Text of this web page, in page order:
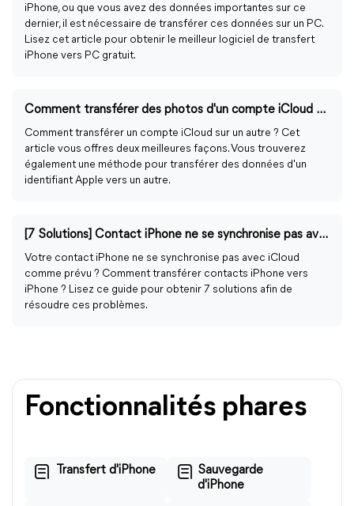
iPhone, ou que vous avez des données importantes sur ce
dernier, il est nécessaire de transférer ces données sur un PC.
Lisez cet article pour obtenir le meilleur logiciel de transfert
iPhone vers PC gratuit.
Comment transférer des photos d'un compte iCloud vers un autre ?
Comment transférer un compte iCloud sur un autre ? Cet
article vous offres deux meilleures façons. Vous trouverez
également une méthode pour transférer des données d'un
identifiant Apple vers un autre.
[7 Solutions] Contact iPhone ne se synchronise pas avec iCloud
Votre contact iPhone ne se synchronise pas avec iCloud
comme prévu ? Comment transférer contacts iPhone vers
iPhone ? Lisez ce guide pour obtenir 7 solutions afin de
résoudre ces problèmes.
Fonctionnalités phares
Transfert d'iPhone
Sauvegarde
d'iPhone